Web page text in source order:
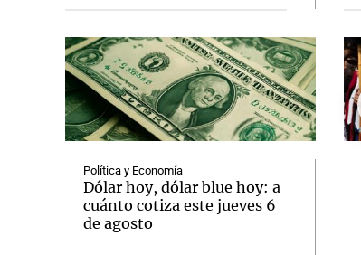
Política y Economía
Dólar hoy, dólar blue hoy: a
cuánto cotiza este jueves 6
de agosto